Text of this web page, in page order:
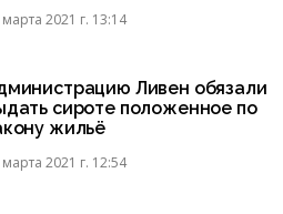
марта 2021 г. 13:14
Ливен обязали
сироте положенное по
жильё
марта 2021 г. 12:54